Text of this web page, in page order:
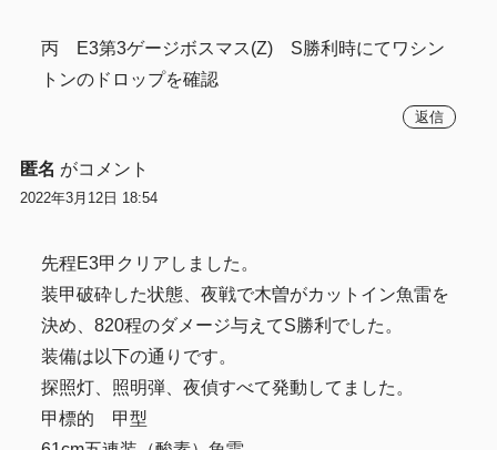
丙 E3第3ゲージボスマス(Z) S勝利時にてワシン
トンのドロップを確認
返信
匿名 がコメント
2022年3月12日 18:54
先程E3甲クリアしました。
装甲破砕した状態、夜戦で木曽がカットイン魚雷を
決め、820程のダメージ与えてS勝利でした。
装備は以下の通りです。
探照灯、照明弾、夜偵すべて発動してました。
甲標的 甲型